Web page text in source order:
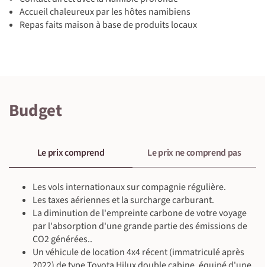
Accueil chaleureux par les hôtes namibiens
Repas faits maison à base de produits locaux
Budget
Le prix comprend Le prix ne comprend pas
Les vols internationaux sur compagnie régulière.
Les taxes aériennes et la surcharge carburant.
La diminution de l'empreinte carbone de votre voyage
par l'absorption d'une grande partie des émissions de
CO2 générées..
Un véhicule de location 4x4 récent (immatriculé après